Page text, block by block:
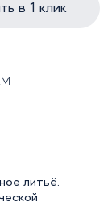
в 1 клик
литьё.